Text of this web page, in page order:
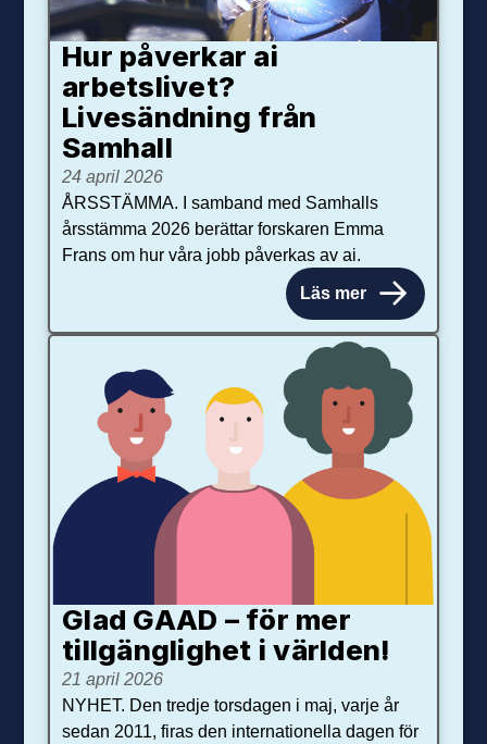
Hur påverkar ai
arbetslivet?
Livesändning från
Samhall
24 april 2026
ÅRSSTÄMMA. I samband med Samhalls
årsstämma 2026 berättar forskaren Emma
Frans om hur våra jobb påverkas av ai.
Läs mer
Glad GAAD – för mer
tillgänglighet i världen!
21 april 2026
NYHET. Den tredje torsdagen i maj, varje år
sedan 2011, firas den internationella dagen för